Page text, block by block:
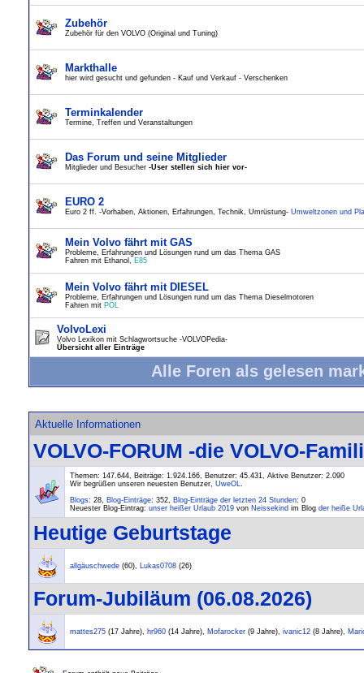
Zubehör
Zubehör für den VOLVO (Original und Tuning)
Markthalle
hier wird gesucht und gefunden - Kauf und Verkauf - Verschenken
Terminkalender
Termine, Treffen und Veranstaltungen
Das Forum und seine Mitglieder
Mitglieder und Besucher -User stellen sich hier vor-
EURO 2
Euro 2 ff. -Vorhaben, Aktionen, Erfahrungen, Technik, Umrüstung- Umweltzonen und
Mein Volvo fährt mit GAS
Probleme, Erfahrungen und Lösungen rund um das Thema GAS
Fahren mit Ethanol, E85
Mein Volvo fährt mit DIESEL
Probleme, Erfahrungen und Lösungen rund um das Thema Dieselmotoren
Fahren mit PÖL
VolvoLexi
Volvo Lexikon mit Schlagwortsuche -VOLVOPedia-
Übersicht aller Einträge
Alle Foren als gelesen
Aktuelle Informationen
VOLVO-FORUM -die VOLVO-
Themen: 147.644, Beiträge: 1.924.166, Benutzer: 45.431, Aktive Benutzer: 2.090
Wir begrüßen unseren neuesten Benutzer, UweOL.
Blogs: 28, Blog-Einträge: 352, Blog-Einträge der letzten 24 Stunden: 0
Neuester Blog-Eintrag: unser heißer Urlaub 2019 von Neissekind im Blog der heiße
Heutige Geburtstage
allgäuschwede (60), Lukas0708 (26)
Forum-Jubiläum (06.08.2026)
mattes275 (17 Jahre), hr960 (14 Jahre), Mofarocker (9 Jahre), ivanic12 (8 Jahre),